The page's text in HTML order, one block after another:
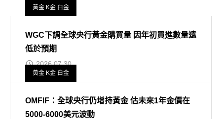
黃金 K金 白金
WGC下調全球央行黃金購買量 因年初買進數量遠
低於預期
2026.07.30
黃金 K金 白金
OMFIF：全球央行仍增持黃金 估未來1年金價在
5000-6000美元波動